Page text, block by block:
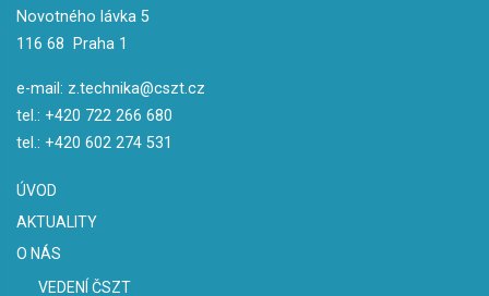
Novotného lávka 5
116 68 Praha 1
e-mail: z.technika@cszt.cz
tel.: +420 722 266 680
tel.: +420 602 274 531
ÚVOD
AKTUALITY
O NÁS
VEDENÍ ČSZT